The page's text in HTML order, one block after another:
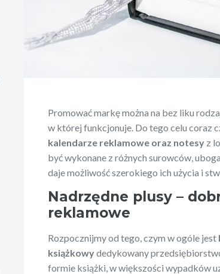
Promować markę można na bez liku
w której funkcjonuje. Do tego celu coraz
kalendarze reklamowe oraz notesy z
być wykonane z różnych surowców,
daje możliwość szerokiego ich użycia i
Nadrzędne plusy –
reklamowe
Rozpocznijmy od tego, czym w ogóle jest
książkowydedykowany
formie książki, w większości wypadków